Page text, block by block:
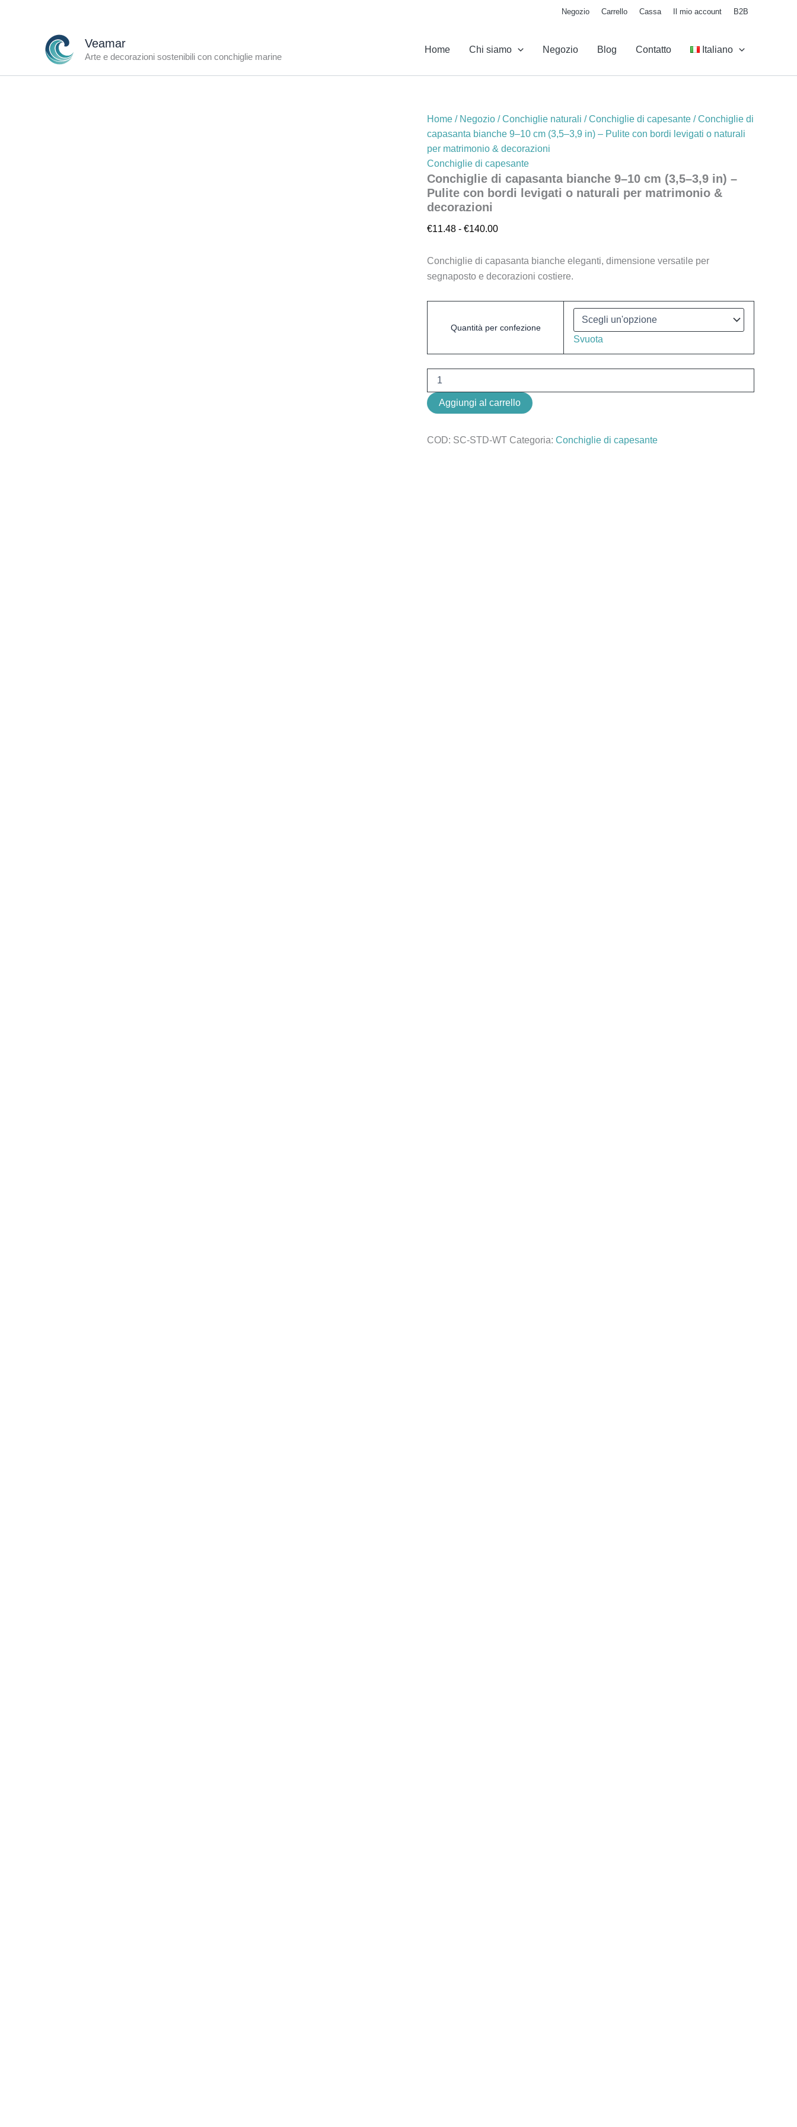
Negozio Carrello Cassa Il mio account B2B
Veamar
Arte e decorazioni sostenibili con conchiglie marine
Home Chi siamo Negozio Blog Contatto Italiano
Home / Negozio /Conchiglie naturali /Conchiglie di capesante / Conchiglie di
capasanta bianche 9–10 cm (3,5–3,9 in) – Pulite con bordi levigati o naturali
per matrimonio & decorazioni
Conchiglie di capesante
Conchiglie di capasanta bianche 9–10 cm (3,5–3,9 in) –
Pulite con bordi levigati o naturali per matrimonio &
decorazioni
€11.48 - €140.00
da
Conchiglie di capasanta bianche eleganti, dimensione versatile per
segnaposto e decorazioni costiere.
Quantità per confezione
Svuota
9–
cm
–
Pulite
con
bordi
o
naturali
per
&
Aggiungi al carrello
COD: SC-STD-WT Categoria: Conchiglie di capesante